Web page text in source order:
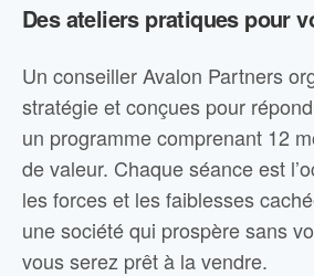
Des ateliers pratiques pour
Un conseiller Avalon Partners
stratégie et conçues pour
un programme comprenant 12
de valeur. Chaque séance est
les forces et les faiblesses
une société qui prospère sans
vous serez prêt à la vendre.